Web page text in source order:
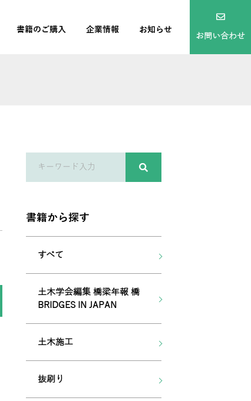
書籍のご購入 企業情報 お知らせ
お問い合わせ
書籍から探す
すべて
土木学会編集 橋梁年報 橋
BRIDGES IN JAPAN
土木施工
抜刷り